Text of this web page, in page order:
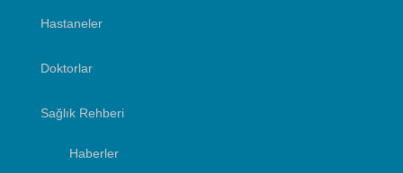
Hastaneler
Doktorlar
Sağlık Rehberi
Haberler